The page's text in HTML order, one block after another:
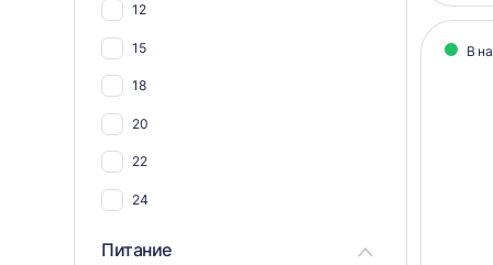
Для синтепона
12
15
18
20
22
24
Питание
В